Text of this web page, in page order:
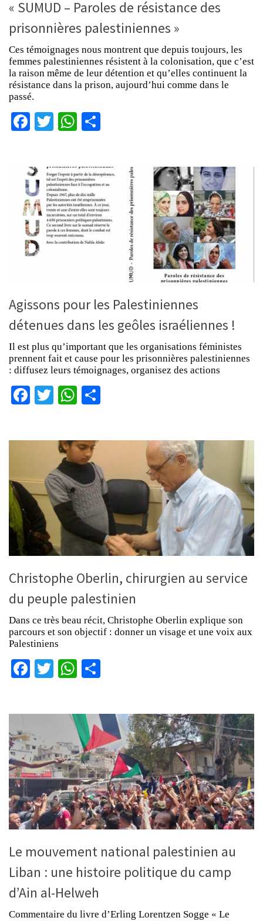
« SUMUD – Paroles de résistance des
prisonnières palestiniennes »
Ces témoignages nous montrent que depuis toujours, les
femmes palestiniennes résistent à la colonisation, que c’est
la raison même de leur détention et qu’elles continuent la
résistance dans la prison, aujourd’hui comme dans le
passé.
Facebook
TwitterWhatsApp
Agissons pour les Palestiniennes
détenues dans les geôles israéliennes !
Il est plus qu’important que les organisations féministes
prennent fait et cause pour les prisonnières palestiniennes
: diffusez leurs témoignages, organisez des actions
Facebook
TwitterWhatsApp
Christophe Oberlin, chirurgien au service
du peuple palestinien
Dans ce très beau récit, Christophe Oberlin explique son
parcours et son objectif : donner un visage et une voix aux
Palestiniens
Facebook
TwitterWhatsApp
Le mouvement national palestinien au
Liban : une histoire politique du camp
d’Ain al-Helweh
Commentaire du livre d’Erling Lorentzen Sogge « Le